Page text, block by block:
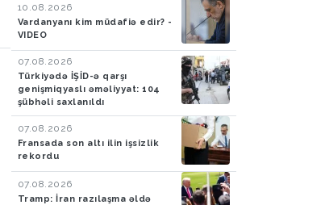
10.08.2026
Vardanyanı kim müdafiə edir? -
VIDEO
07.08.2026
Türkiyədə İŞİD-ə qarşı
genişmiqyaslı əməliyyat: 104
şübhəli saxlanıldı
07.08.2026
Fransada son altı ilin işsizlik
rekordu
07.08.2026
Tramp: İran razılaşma əldə